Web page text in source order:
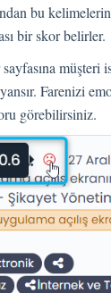
bu
bir skor belirler.
müşteri
Farenizi
görebilirsiniz.